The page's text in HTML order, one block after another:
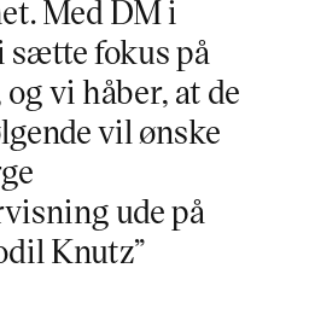
Med DM i
fokus på
vi håber, at de
vil ønske
ude på
Knutz”